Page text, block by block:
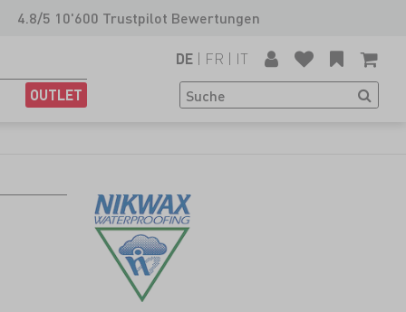
4.8/5 10'600 Trustpilot Bewertungen
OUTLET
DE | FR | IT